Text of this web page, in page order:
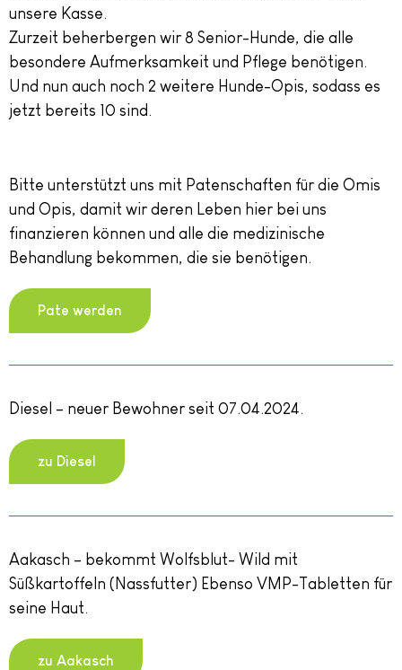
unsere Kasse.
Zurzeit beherbergen wir 8 Senior-Hunde, die alle
besondere Aufmerksamkeit und Pflege benötigen.
Und nun auch noch 2 weitere Hunde-Opis, sodass es
jetzt bereits 10 sind.
Bitte unterstützt uns mit Patenschaften für die Omis
und Opis, damit wir deren Leben hier bei uns
finanzieren können und alle die medizinische
Behandlung bekommen, die sie benötigen.
Pate werden
Diesel – neuer Bewohner seit 07.04.2024.
zu Diesel
Aakasch – bekommt Wolfsblut- Wild mit
Süßkartoffeln (Nassfutter) Ebenso VMP-Tabletten für
seine Haut.
zu Aakasch